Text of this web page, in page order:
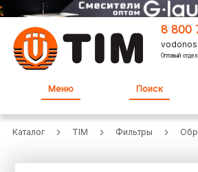
8 800
Оптовый
Меню Поиск
Каталог TIM Фильтры